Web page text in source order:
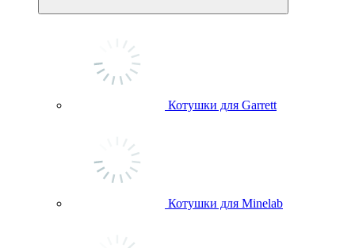
Котушки для Garrett
Котушки для Minelab